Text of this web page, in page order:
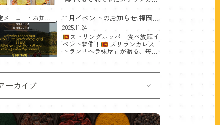
理店「ヘラ味屋」。その大人気チ
キンカレーが、ついにレトルトカ
レーとしてAmazonで購入できる
ようになりました。 お店その […]
メニュー お知ら
11月イベントのお知らせ 福岡博
多のスリランカ料理食べ放題
2025.11.24
ストリングホッパー食べ放題イ
ベント開催！ スリランカレス
トラン「ヘラ味屋」が贈る、毎回
11月27日（木）に、期間限定のス
トリングホッパー食べ放題イベン